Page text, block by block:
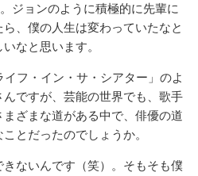
ジョンのように積極的に先輩に
、僕の人生は変わっていたなと
なと思います。
フ・イン・サ・シアター」のよ
ですが、芸能の世界でも、歌手
ざまな道がある中で、俳優の道
とだったのでしょうか。
ないんです（笑）。そもそも僕